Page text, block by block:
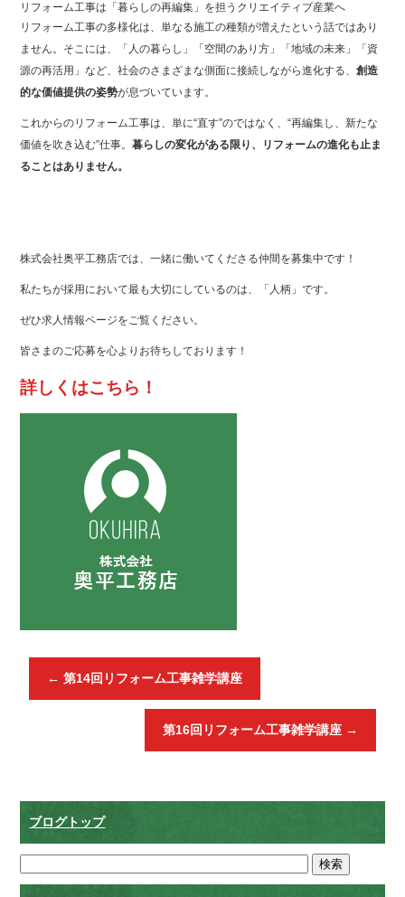
リフォーム工事は「暮らしの再編集」を担うクリエイティブ産業へ
リフォーム工事の多様化は、単なる施工の種類が増えたという話ではあり
ません。そこには、「人の暮らし」「空間のあり方」「地域の未来」「資
源の再活用」など、社会のさまざまな側面に接続しながら進化する、創造
的な価値提供の姿勢が息づいています。
これからのリフォーム工事は、単に“直す”のではなく、“再編集し、新たな
価値を吹き込む”仕事。暮らしの変化がある限り、リフォームの進化も止ま
ることはありません。
株式会社奥平工務店では、一緒に働いてくださる仲間を募集中です！
私たちが採用において最も大切にしているのは、「人柄」です。
ぜひ求人情報ページをご覧ください。
皆さまのご応募を心よりお待ちしております！
詳しくはこちら！
← 第14回リフォーム工事雑学講座
第16回リフォーム工事雑学講座 →
ブログトップ